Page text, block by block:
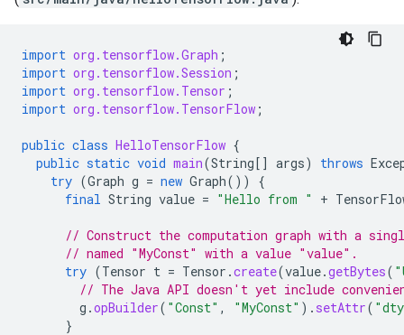
import org.tensorflow.Graph ;
import org.tensorflow.Session ;
import org.tensorflow.Tensor ;
import org.tensorflow.TensorFlow ;
public class HelloTensorFlow {
public static void main(String[] args) throws
try (Graph g = new Graph())
{
final String value = "Hello from " +
// Construct the computation graph with a
// named "MyConst" with a value "value".
try (Tensor t = Tensor .create(value.getBytes(
// The Java API doesn't yet include
g .opBuilder( "Const" , "MyConst" ). setAttr(
}